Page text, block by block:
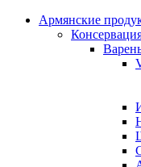
Армянские